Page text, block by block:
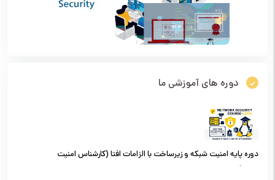
دوره های آموزشی ما
دوره پایه امنیت شبکه و زیرساخت با الزامات افتا (کارشناس امنیت